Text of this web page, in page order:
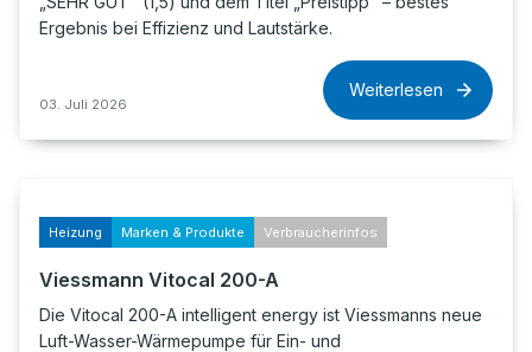
Ergebnis bei Effizienz und Lautstärke.
03. Juli 2026
Weiterlesen
Heizung Marken & Produkte Verbraucherinfos
Viessmann Vitocal 200-A
Die Vitocal 200-A intelligent energy ist Viessmanns neue
Luft-Wasser-Wärmepumpe für Ein- und